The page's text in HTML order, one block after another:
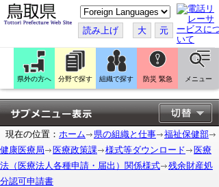
こ
の
ペ
ー
ジ
翻
訳
す
る
読み上げ 大 元
県外の方へ 分野で探す 組織で探す 防災 緊急 メニュー
現在の位置： ホーム 県の組織と仕事
福祉保健部
健康医療局
医療政策課 様式等ダウンロード
医療
法（医療法人各種申請・届出）関係様式
残余財産処
分認可申請書